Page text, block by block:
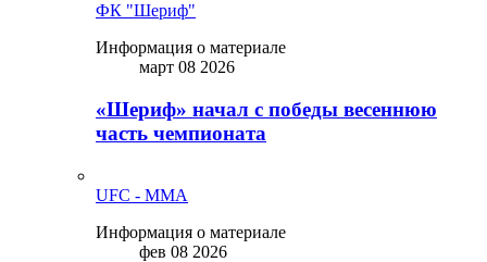
ФК "Шериф"
Информация о материале
март 08 2026
«Шериф» начал с победы весеннюю
часть чемпионата
UFC - MMA
Информация о материале
фев 08 2026